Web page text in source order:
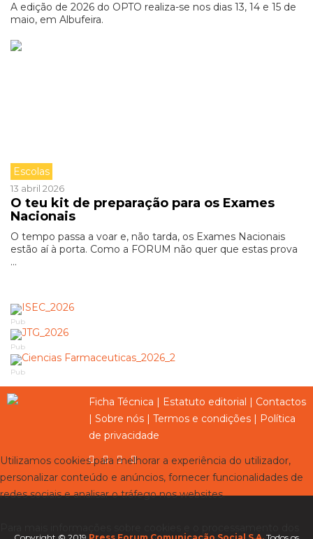
A edição de 2026 do OPTO realiza-se nos dias 13, 14 e 15 de
maio, em Albufeira.
Escolas
13 abril 2026
O teu kit de preparação para os Exames
Nacionais
O tempo passa a voar e, não tarda, os Exames Nacionais
estão aí à porta. Como a FORUM não quer que estas prova
...
Pub
Pub
Pub
Ficha Técnica | Estatuto editorial | Contactos
| Sobre nós | Termos e condições | Política
de privacidade
Utilizamos cookies para melhorar a experiência do utilizador,
personalizar conteúdo e anúncios, fornecer funcionalidades de
redes sociais e analisar o tráfego nos websites.